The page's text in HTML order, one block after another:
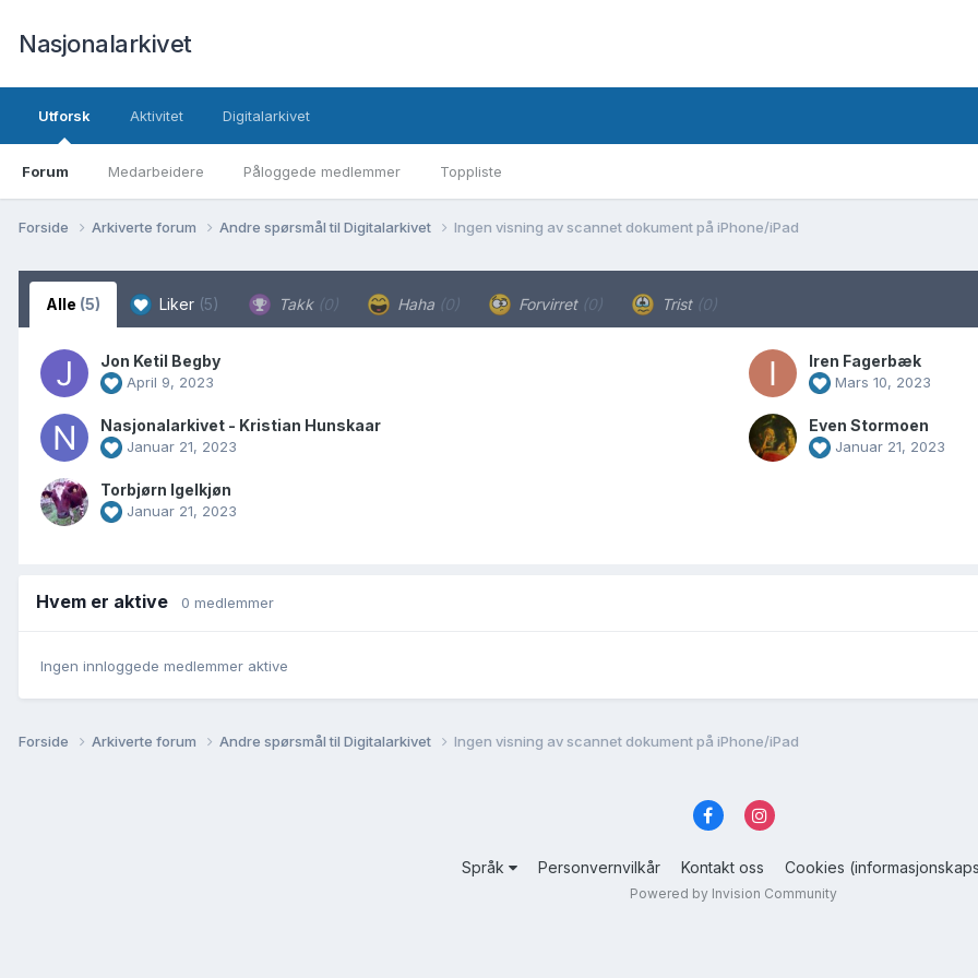
Nasjonalarkivet
Utforsk
Forum Medarbeidere Påloggede medlemmer Toppliste
Aktivitet Digitalarkivet
Forside Arkiverte forum Andre spørsmål til Digitalarkivet Ingen visning av scannet dokument på iPhone/iPad
Alle (5) Liker (5) Takk (0) Haha (0) Forvirret (0) Trist (0)
Jon Ketil Begby
April 9, 2023
Iren Fagerbæk
Mars 10, 2023
Nasjonalarkivet - Kristian Hunskaar
Januar 21, 2023
Even Stormoen
Januar 21, 2023
Torbjørn Igelkjøn
Januar 21, 2023
Hvem er aktive 0 medlemmer
Ingen innloggede medlemmer aktive
Forside Arkiverte forum Andre spørsmål til Digitalarkivet Ingen visning av scannet dokument på iPhone/iPad
Språk Personvernvilkår Kontakt oss Cookies
Powered by Invision Community